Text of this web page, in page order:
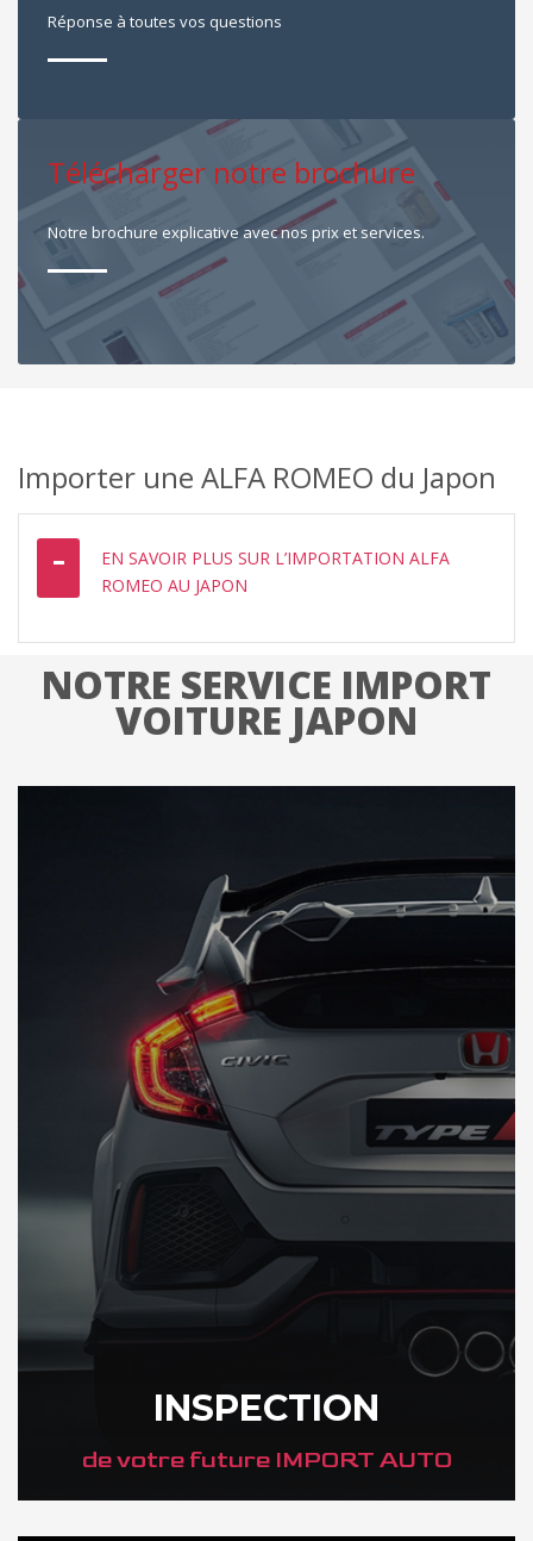
Réponse à toutes vos questions
Télécharger notre brochure
Notre brochure explicative avec nos prix et services.
Importer une ALFA ROMEO du Japon
EN SAVOIR PLUS SUR L’IMPORTATION ALFA
ROMEO AU JAPON
NOTRE SERVICE IMPORT
VOITURE JAPON
INSPECTION
de votre future IMPORT AUTO